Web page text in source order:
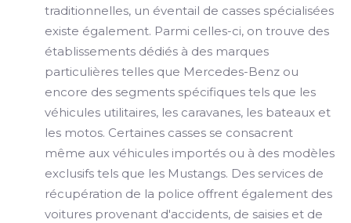
traditionnelles, un éventail de casses spécialisées
existe également. Parmi celles-ci, on trouve des
établissements dédiés à des marques
particulières telles que Mercedes-Benz ou
encore des segments spécifiques tels que les
véhicules utilitaires, les caravanes, les bateaux et
les motos. Certaines casses se consacrent
même aux véhicules importés ou à des modèles
exclusifs tels que les Mustangs. Des services de
récupération de la police offrent également des
voitures provenant d'accidents, de saisies et de